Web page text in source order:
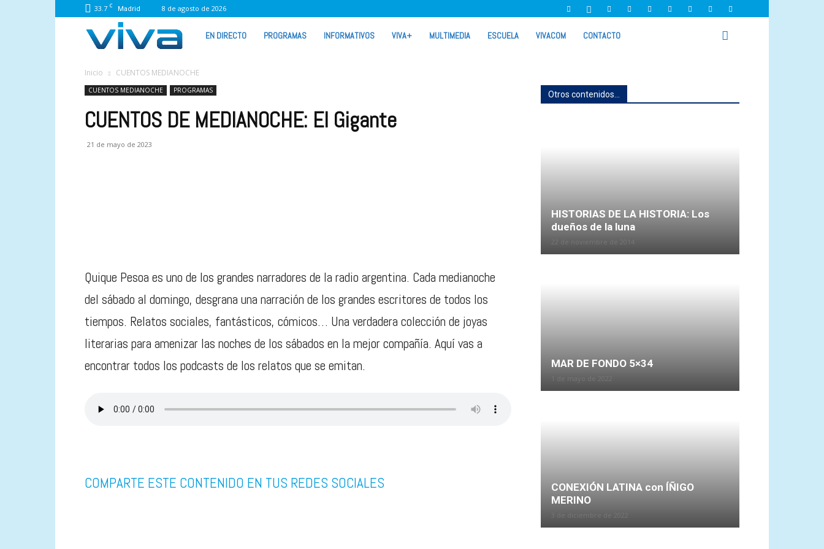
33.7 C Madrid 8 de agosto de 2026
VIVA
RADIO
EN DIRECTO PROGRAMAS INFORMATIVOS VIVA+ MULTIMEDIA ESCUELA VIVACOM CONTACTO
Inicio CUENTOS MEDIANOCHE
CUENTOS MEDIANOCHE PROGRAMAS
CUENTOS DE MEDIANOCHE: El Gigante
21 de mayo de 2023
Quique Pesoa es uno de los grandes narradores de la radio argentina. Cada medianoche
del sábado al domingo, desgrana una narración de los grandes escritores de todos los
tiempos. Relatos sociales, fantásticos, cómicos… Una verdadera colección de joyas
literarias para amenizar las noches de los sábados en la mejor compañía. Aquí vas a
encontrar todos los podcasts de los relatos que se emitan.
COMPARTE ESTE CONTENIDO EN TUS REDES SOCIALES
Otros contenidos...
HISTORIAS DE LA HISTORIA: Los
dueños de la luna
MAR DE FONDO 5×34
CONEXIÓN LATINA con ÍÑIGO
MERINO